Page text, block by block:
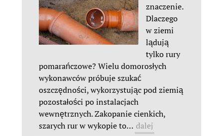
znaczenie.
Dlaczego
w ziemi
lądują
tylko rury
pomarańczowe? Wielu domorosłych
wykonawców próbuje szukać
oszczędności, wykorzystując pod ziemią
pozostałości po instalacjach
wewnętrznych. Zakopanie cienkich,
szarych rur w wykopie to… dalej